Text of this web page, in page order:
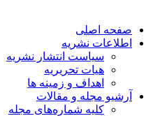
صفحه اصلی
اطلاعات نشریه
سیاست انتشار نشریه
هیات تحریریه
اهداف و زمینه ها
آرشیو مجله و مقالات
کلیه شماره‌های مجله